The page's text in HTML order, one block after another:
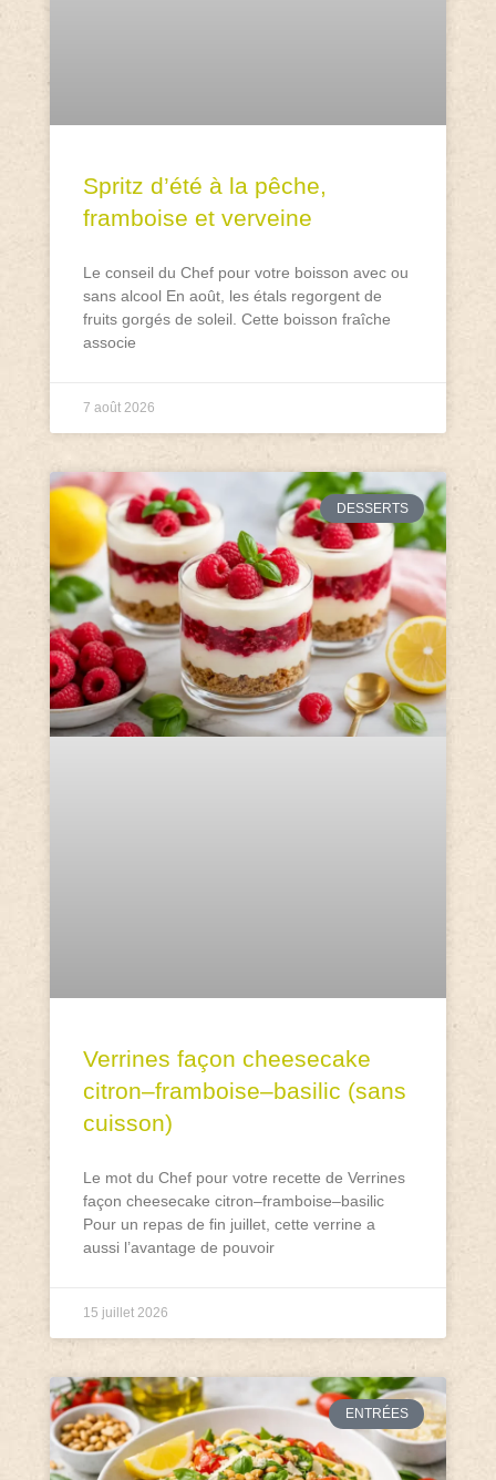
Spritz d’été à la pêche,
framboise et verveine
Le conseil du Chef pour votre boisson avec ou
sans alcool En août, les étals regorgent de
fruits gorgés de soleil. Cette boisson fraîche
associe
7 août 2026
DESSERTS
Verrines façon cheesecake
citron–framboise–basilic (sans
cuisson)
Le mot du Chef pour votre recette de Verrines
façon cheesecake citron–framboise–basilic
Pour un repas de fin juillet, cette verrine a
aussi l’avantage de pouvoir
15 juillet 2026
ENTRÉES